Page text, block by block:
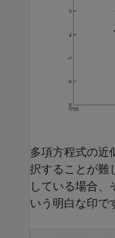
多項方程式の近
択することが難
している場合、
いう明白な印で